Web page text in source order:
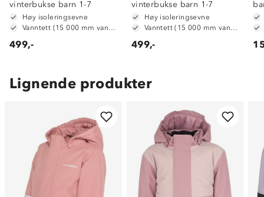
vinterbukse barn 1-7
Høy isoleringsevne
499,-
vinterbukse barn 1-7
Høy isoleringsevne
499,-
Lignende produkter